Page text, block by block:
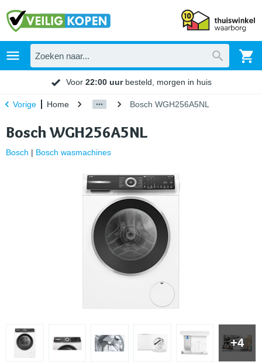
Voor 22:00 uurbesteld, morgen in huis
Vorige Home Bosch WGH256A5NL
Bosch WGH256A5NL
Bosch | Bosch wasmachines
+4